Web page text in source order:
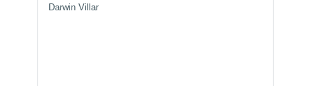
Darwin Villar